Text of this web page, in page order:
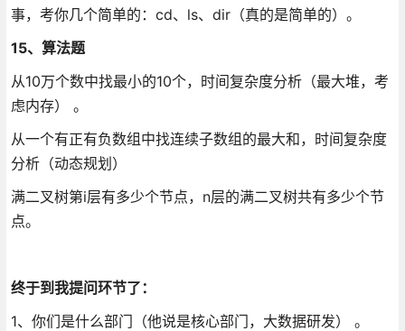
事，考你几个简单的：cd、ls、dir（真的是简单的）。
15、算法题
从10万个数中找最小的10个，时间复杂度分析（最大堆，考
虑内存） 。
从一个有正有负数组中找连续子数组的最大和，时间复杂度
分析（动态规划）
满二叉树第i层有多少个节点，n层的满二叉树共有多少个节
点。
终于到我提问环节了：
1、你们是什么部门（他说是核心部门，大数据研发） 。